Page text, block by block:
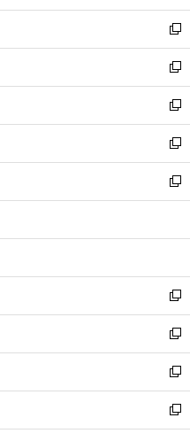
開
く
ウ
で
開
く
ン
ド
ウ
で
開
く
ウ
ィ
ン
ド
ウ
で
開
く
新
し
い
ウ
ィ
ン
ド
ウ
で
開
新
し
い
ウ
ィ
ン
ド
ウ
開
新
し
い
ウ
ィ
ン
ウ
開
く
新
し
い
ウ
ン
ウ
で
開
く
新
し
ウ
ン
ド
ウ
で
開
く
新
し
い
ウ
ィ
ン
ド
ウ
新
し
い
ウ
ィ
ン
新
し
い
ウ
新
し